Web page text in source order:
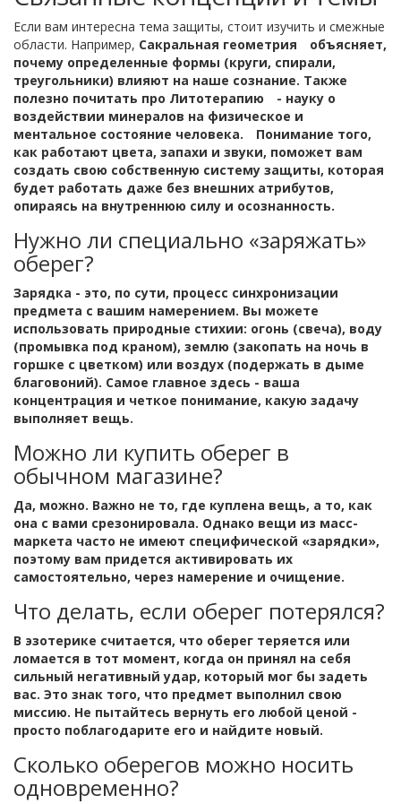
Если вам интересна тема защиты, стоит изучить и смежные
области. Например, Сакральная геометрия
объясняет,
почему определенные формы (круги, спирали,
треугольники) влияют на наше сознание. Также
полезно почитать про Литотерапию
- науку о
воздействии минералов на физическое и
ментальное состояние человека.
Понимание того,
как работают цвета, запахи и звуки, поможет вам
создать свою собственную систему защиты, которая
будет работать даже без внешних атрибутов,
опираясь на внутреннюю силу и осознанность.
Нужно ли специально «заряжать»
оберег?
Зарядка - это, по сути, процесс синхронизации
предмета с вашим намерением. Вы можете
использовать природные стихии: огонь (свеча), воду
(промывка под краном), землю (закопать на ночь в
горшке с цветком) или воздух (подержать в дыме
благовоний). Самое главное здесь - ваша
концентрация и четкое понимание, какую задачу
выполняет вещь.
Можно ли купить оберег в
обычном магазине?
Да, можно. Важно не то, где куплена вещь, а то, как
она с вами срезонировала. Однако вещи из масс-
маркета часто не имеют специфической «зарядки»,
поэтому вам придется активировать их
самостоятельно, через намерение и очищение.
Что делать, если оберег потерялся?
В эзотерике считается, что оберег теряется или
ломается в тот момент, когда он принял на себя
сильный негативный удар, который мог бы задеть
вас. Это знак того, что предмет выполнил свою
миссию. Не пытайтесь вернуть его любой ценой -
просто поблагодарите его и найдите новый.
Сколько оберегов можно носить
одновременно?